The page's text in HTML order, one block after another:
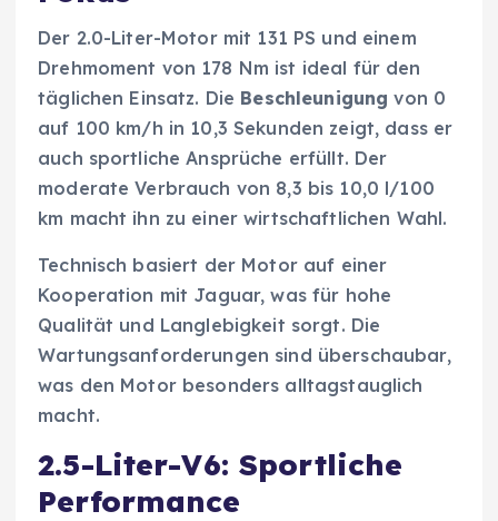
Der 2.0-Liter-Motor mit 131 PS und einem
Drehmoment von 178 Nm ist ideal für den
täglichen Einsatz. Die Beschleunigung von 0
auf 100 km/h in 10,3 Sekunden zeigt, dass er
auch sportliche Ansprüche erfüllt. Der
moderate Verbrauch von 8,3 bis 10,0 l/100
km macht ihn zu einer wirtschaftlichen Wahl.
Technisch basiert der Motor auf einer
Kooperation mit Jaguar, was für hohe
Qualität und Langlebigkeit sorgt. Die
Wartungsanforderungen sind überschaubar,
was den Motor besonders alltagstauglich
macht.
2.5-Liter-V6: Sportliche
Performance